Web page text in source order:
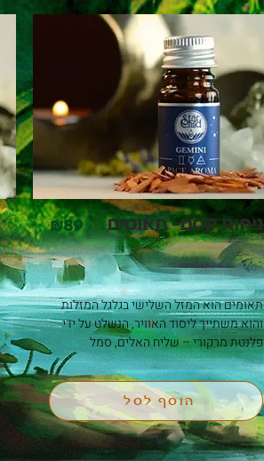
&89 ניחוח קסם- תאומים
תאומים הוא המזל השלישי בגלגל המזלות
והוא משתייך ליסוד האוויר, הנשלט על ידי
פלנטת מרקורי – שליח האלים, סמל
התקשורת, החשיבה
הוסף לסל